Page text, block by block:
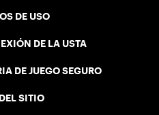
DE USO
DE LA USTA
DE JUEGO SEGURO
SITIO